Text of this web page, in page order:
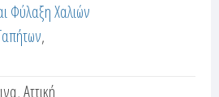
Φύλαξη Χαλιών
Αττική